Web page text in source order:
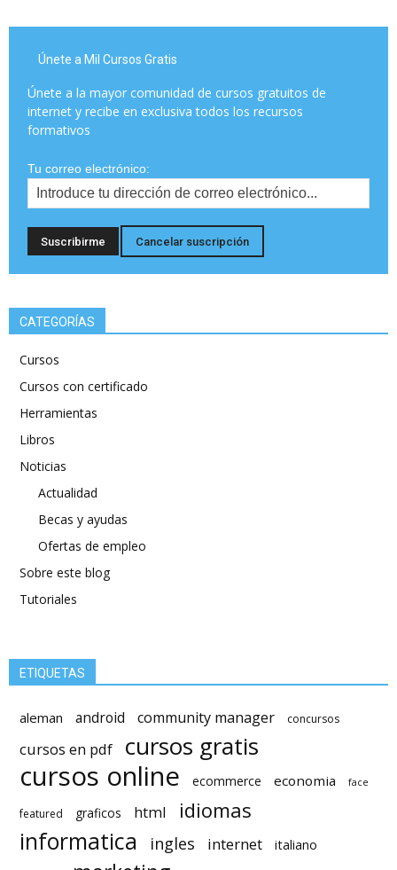
Únete a Mil Cursos Gratis
Únete a la mayor comunidad de cursos gratuitos de
internet y recibe en exclusiva todos los recursos
formativos
Tu correo electrónico:
CATEGORÍAS
Cursos
Cursos con certificado
Herramientas
Libros
Noticias
Actualidad
Becas y ayudas
Ofertas de empleo
Sobre este blog
Tutoriales
ETIQUETAS
aleman android community manager concursos
cursos en pdf cursos gratis
cursos online ecommerce economia face
featured graficos html idiomas
informatica ingles internet italiano